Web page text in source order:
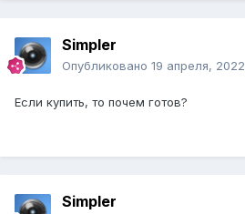
Simpler
Опубликовано 19 апреля, 2022
Если купить, то почем готов?
Simpler